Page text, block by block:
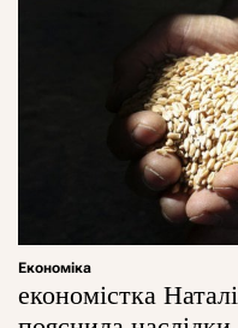
Економіка
економістка